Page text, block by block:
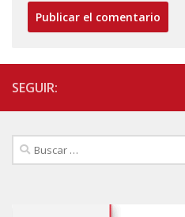
SEGUIR:
Buscar: